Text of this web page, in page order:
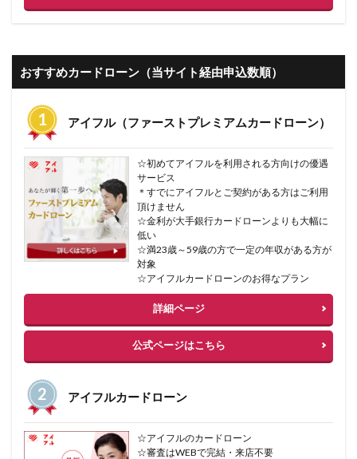
おすすめカードローン（当サイト経由申込数順）
アイフル（ファーストプレミアムカードローン）
☆初めてアイフルを利用される方向けの優遇
サービス
＊すでにアイフルとご契約がある方はご利用
頂けません
☆金利が大手銀行カードローンよりも大幅に
低い
☆満23歳～59歳の方で一定の年収がある方が
対象
☆アイフルカードローンのお得なプラン
詳細ページ
公式ページはこちら
アイフルカードローン
☆アイフルのカードローン
☆審査はWEBで完結・来店不要